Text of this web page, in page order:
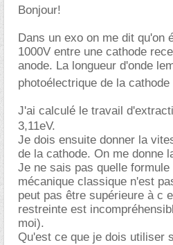
Bonjour!
Dans un exo on me dit qu'on
1000V entre une cathode
anode. La longueur d'onde
photoélectrique de la
J'ai calculé le travail
3,11eV.
Je dois ensuite donner la
de la cathode. On me donne
Je ne sais pas quelle
mécanique classique n'est
peut pas être supérieure à c
restreinte est
moi).
Qu'est ce que je dois utiliser